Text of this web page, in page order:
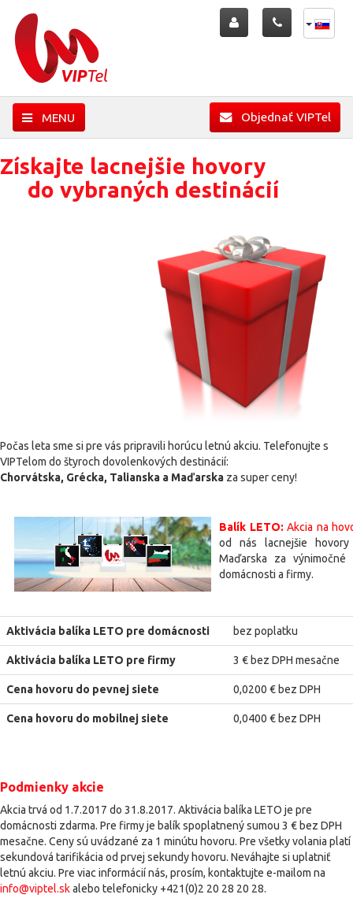
MENU Objednať VIPTel
Získajte lacnejšie hovory
do vybraných destinácií
Počas leta sme si pre vás pripravili horúcu letnú akciu. Telefonujte s
VIPTelom do štyroch dovolenkových destinácií:
Chorvátska, Grécka, Talianska a Maďarska za super ceny!
Balík LETO: Akcia na
od nás lacnejšie hovory
Maďarska za
domácnosti a firmy.
Aktivácia balíka LETO pre domácnosti bez poplatku
Aktivácia balíka LETO pre firmy 3 € bez DPH mesačne
Cena hovoru do pevnej siete 0,0200 € bez DPH
Cena hovoru do mobilnej siete 0,0400 € bez DPH
Podmienky akcie
Akcia trvá od 1.7.2017 do 31.8.2017. Aktivácia balíka LETO je pre
domácnosti zdarma. Pre firmy je balík spoplatnený sumou 3 € bez DPH
mesačne. Ceny sú uvádzané za 1 minútu hovoru. Pre všetky volania platí
sekundová tarifikácia od prvej sekundy hovoru. Neváhajte si uplatniť
letnú akciu. Pre viac informácií nás, prosím, kontaktujte e-mailom na
info@viptel.skalebo telefonicky +421(0)2 20 28 20 28.